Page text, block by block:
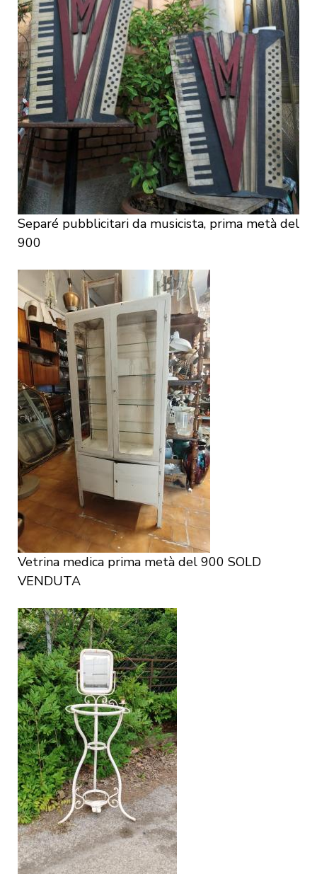
Separé pubblicitari da musicista, prima metà del
900
Vetrina medica prima metà del 900 SOLD
VENDUTA